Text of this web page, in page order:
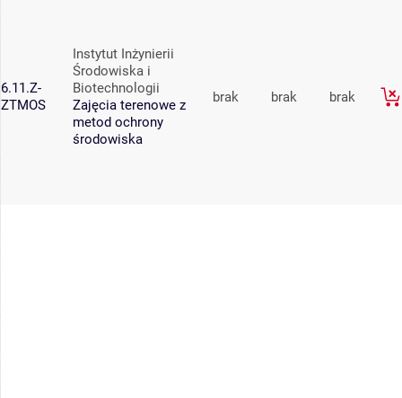
6.11.Z-
ZTMOS
Instytut Inżynierii
Środowiska i
Biotechnologii
Zajęcia terenowe z
metod ochrony
środowiska
brak brak brak